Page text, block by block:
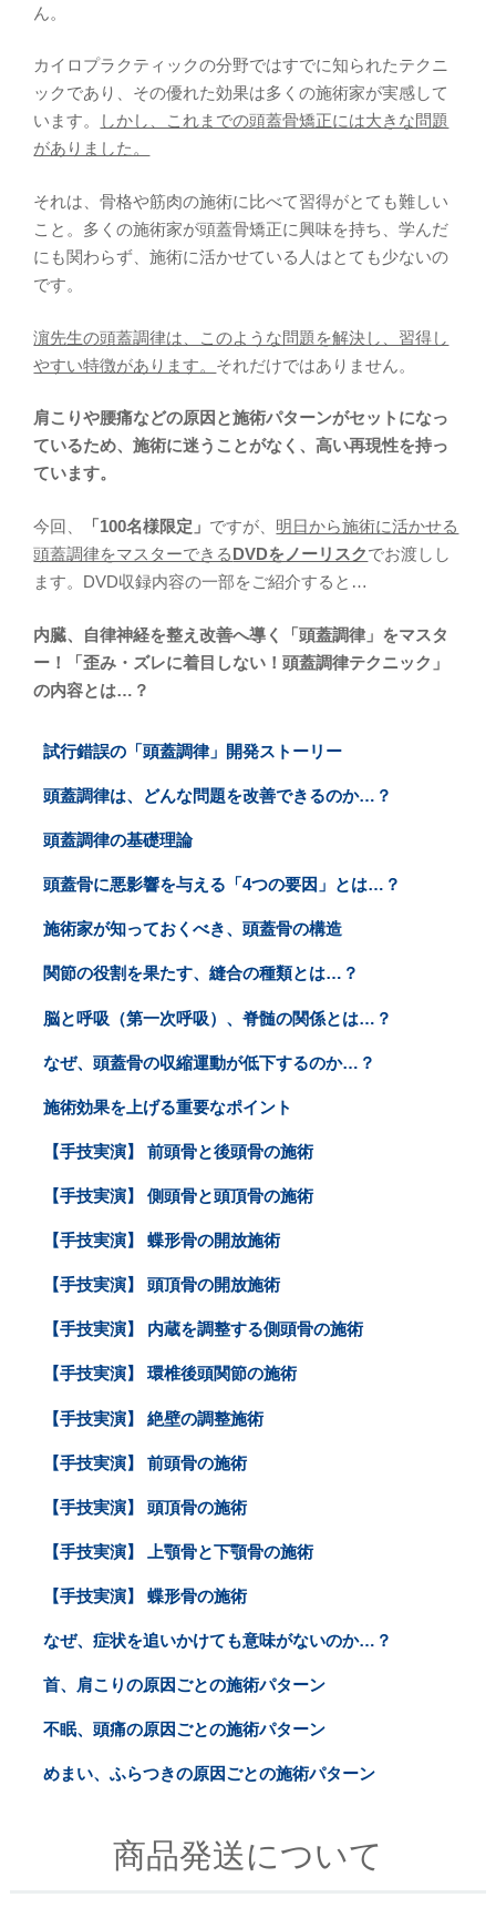
ん。
カイロプラクティックの分野ではすでに知られたテクニ
ックであり、その優れた効果は多くの施術家が実感して
います。
しかし、これまでの頭蓋骨矯正には大きな問題
がありました。
それは、骨格や筋肉の施術に比べて習得がとても難しい
こと。多くの施術家が頭蓋骨矯正に興味を持ち、学んだ
にも関わらず、施術に活かせている人はとても少ないの
です。
濵先生の頭蓋調律は、このような問題を解決し、習得し
やすい特徴があります。 それだけではありません。
肩こりや腰痛などの原因と施術パターンがセットになっ
ているため、施術に迷うことがなく、高い再現性を持っ
ています。
今回、 「100名様限定」 ですが、 明日から施術に活かせる
頭蓋調律をマスターできるDVDをノーリスクでお渡しし
ます。DVD収録内容の一部をご紹介すると…
内臓、自律神経を整え改善へ導く「頭蓋調律」をマスタ
ー！「歪み・ズレに着目しない！頭蓋調律テクニック」
の内容とは…？
試行錯誤の「頭蓋調律」開発ストーリー
頭蓋調律は、どんな問題を改善できるのか…？
頭蓋調律の基礎理論
頭蓋骨に悪影響を与える「4つの要因」とは…？
施術家が知っておくべき、頭蓋骨の構造
関節の役割を果たす、縫合の種類とは…？
脳と呼吸（第一次呼吸）、脊髄の関係とは…？
なぜ、頭蓋骨の収縮運動が低下するのか…？
施術効果を上げる重要なポイント
【手技実演】 前頭骨と後頭骨の施術
【手技実演】 側頭骨と頭頂骨の施術
【手技実演】 蝶形骨の開放施術
【手技実演】 頭頂骨の開放施術
【手技実演】 内蔵を調整する側頭骨の施術
【手技実演】 環椎後頭関節の施術
【手技実演】 絶壁の調整施術
【手技実演】 前頭骨の施術
【手技実演】 頭頂骨の施術
【手技実演】 上顎骨と下顎骨の施術
【手技実演】 蝶形骨の施術
なぜ、症状を追いかけても意味がないのか…？
首、肩こりの原因ごとの施術パターン
不眠、頭痛の原因ごとの施術パターン
めまい、ふらつきの原因ごとの施術パターン
商品発送について